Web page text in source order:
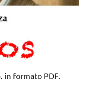
in formato PDF.